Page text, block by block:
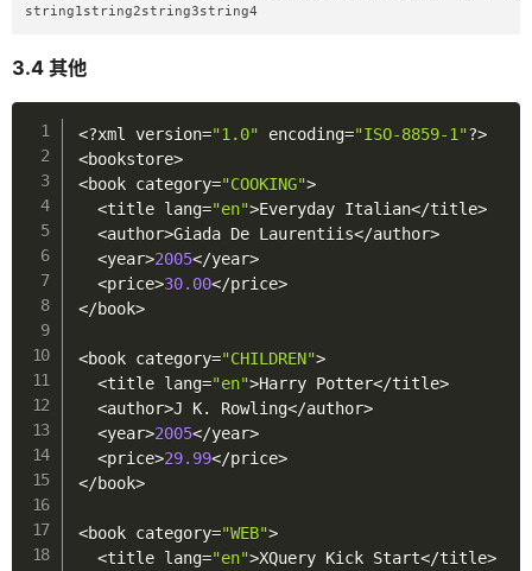
string1string2string3string4
3.4 其他
<?xml version="1.0" encoding="ISO-8859-1"?>
<bookstore>
<book category="COOKING">
<title lang="en">Everyday Italian</title>
<author>Giada De Laurentiis</author>
<year>2005</year>
<price>30.00</price>
</book>
<book category="CHILDREN">
<title lang="en">Harry Potter</title>
<author>J K. Rowling</author>
<year>2005</year>
<price>29.99</price>
</book>
<book category="WEB">
<title lang="en">XQuery Kick Start</title>